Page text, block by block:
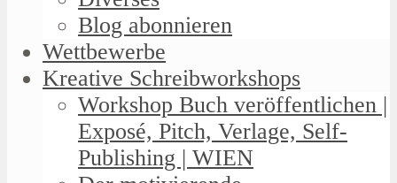
Blog abonnieren
Wettbewerbe
Kreative Schreibworkshops
Workshop Buch veröffentlichen |
Exposé, Pitch, Verlage, Self-
Publishing | WIEN